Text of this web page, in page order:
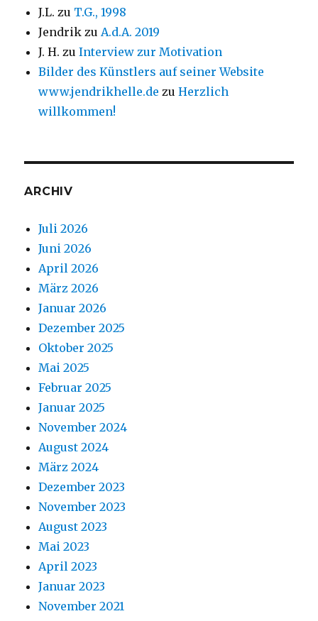
J.L. zu T.G., 1998
Jendrik zu A.d.A. 2019
J. H. zuInterview zur Motivation
Bilder des Künstlers auf seiner Website
www.jendrikhelle.de zuHerzlich
willkommen!
ARCHIV
Juli 2026
Juni 2026
April 2026
März 2026
Januar 2026
Dezember 2025
Oktober 2025
Mai 2025
Februar 2025
Januar 2025
November 2024
August 2024
März 2024
Dezember 2023
November 2023
August 2023
Mai 2023
April 2023
Januar 2023
November 2021